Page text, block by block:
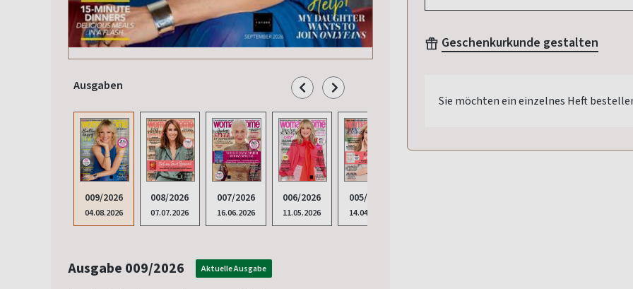
Ausgaben
009/2026
04.08.2026
008/2026
07.07.2026
007/2026
16.06.2026
006/2026
11.05.2026
005/2026
14.04.2026
Ausgabe 009/2026 Aktuelle Ausgabe
Geschenkurkunde gestalten
Sie möchten ein einzelnes Heft